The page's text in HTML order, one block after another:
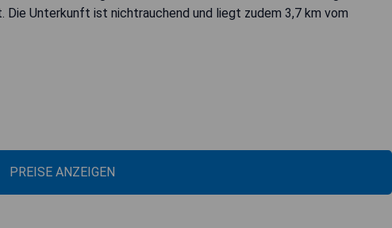
Unterkunft ist nichtrauchend und liegt zudem 3,7 km vom
PREISE ANZEIGEN